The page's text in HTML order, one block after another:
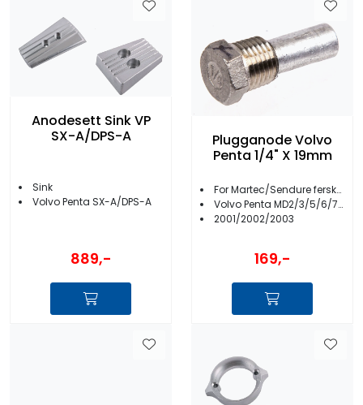
Anodesett Sink VP
SX-A/DPS-A
Sink
Volvo Penta SX-A/DPS-A
889,-
Plugganode Volvo
Penta 1/4" X 19mm
For Martec/Sendure ferskvannskjøling
Volvo Penta MD2/3/5/6/7/11/17
2001/2002/2003
169,-